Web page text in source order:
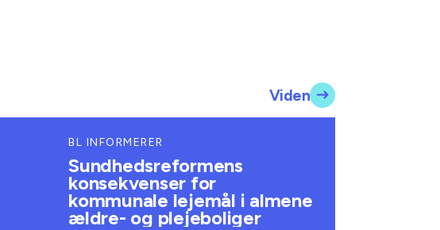
Viden
BL INFORMERER
Sundhedsreformens
konsekvenser for
kommunale lejemål i almene
ældre- og plejeboliger